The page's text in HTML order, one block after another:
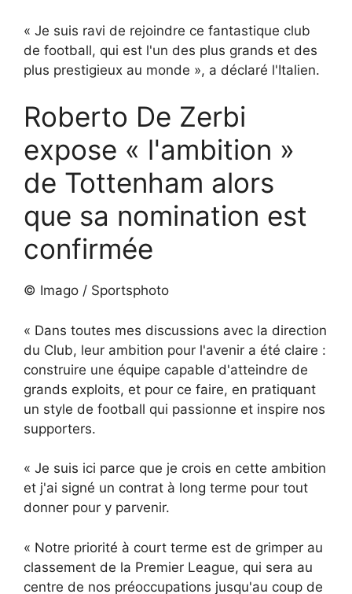
« Je suis ravi de rejoindre ce fantastique club
de football, qui est l'un des plus grands et des
plus prestigieux au monde », a déclaré l'Italien.
Roberto De Zerbi
expose « l'ambition »
de Tottenham alors
que sa nomination est
confirmée
© Imago / Sportsphoto
« Dans toutes mes discussions avec la direction
du Club, leur ambition pour l'avenir a été claire :
construire une équipe capable d'atteindre de
grands exploits, et pour ce faire, en pratiquant
un style de football qui passionne et inspire nos
supporters.
« Je suis ici parce que je crois en cette ambition
et j'ai signé un contrat à long terme pour tout
donner pour y parvenir.
« Notre priorité à court terme est de grimper au
classement de la Premier League, qui sera au
centre de nos préoccupations jusqu'au coup de